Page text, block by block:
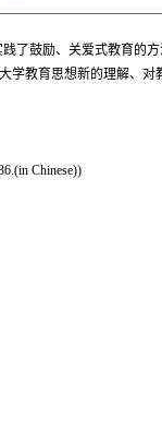
了鼓励、关爱式教育的
学教育思想新的理解、对
Chinese))